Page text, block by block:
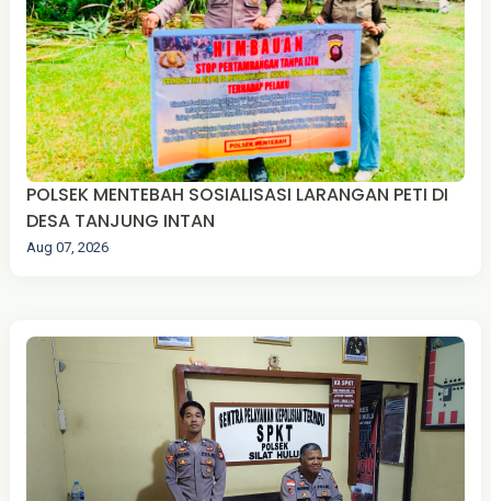
POLSEK MENTEBAH SOSIALISASI LARANGAN PETI DI
DESA TANJUNG INTAN
Aug 07, 2026